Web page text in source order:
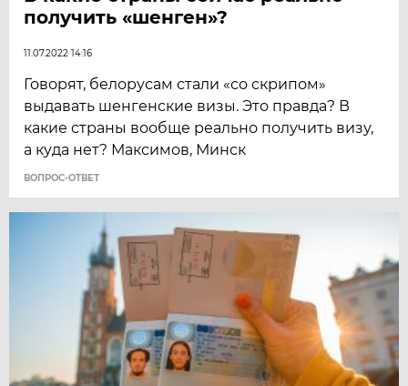
получить «шенген»?
11.07.2022 14:16
Говорят, белорусам стали «со скрипом»
выдавать шенгенские визы. Это правда? В
какие страны вообще реально получить визу,
а куда нет? Максимов, Минск
ВОПРОС-ОТВЕТ